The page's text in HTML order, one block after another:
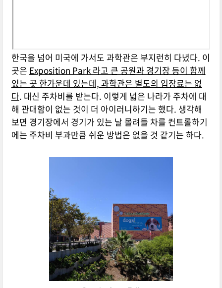
한국을 넘어 미국에 가서도 과학관은 부지런히 다녔다. 이
곳은 Exposition Park 라고 큰 공원과 경기장 등이 함께
있는 곳 한가운데 있는데, 과학관은 별도의 입장료는 없
다. 대신 주차비를 받는다. 이렇게 넓은 나라가 주차에 대
해 관대함이 없는 것이 더 아이러니하기는 했다. 생각해
보면 경기장에서 경기가 있는 날 몰려들 차를 컨트롤하기
에는 주차비 부과만큼 쉬운 방법은 없을 것 같기는 하다.